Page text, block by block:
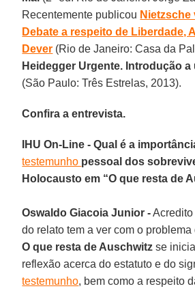
Recentemente publicou
Debate a respeito de Liberdade,
Dever (Rio de Janeiro: Casa da
Heidegger Urgente. Introdução
(São Paulo: Três Estrelas, 2013).
Confira a entrevista.
IHU On-Line - Qual é a
testemunho pessoal dos
Holocausto em “O que resta de
Oswaldo Giacoia Junior -
do relato tem a ver com o
O que resta de Auschwitz se
reflexão acerca do estatuto e do
testemunho, bem como a respeito